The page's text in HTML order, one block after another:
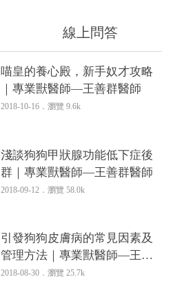
線上問答
喵皇的養心殿，新手奴才攻略
｜專業獸醫師—王善群醫師
2018-10-16．瀏覽 9.6k
淺談狗狗甲狀腺功能低下症後
群｜專業獸醫師—王善群醫師
2018-09-12．瀏覽 58.0k
引發狗狗皮膚病的常見因素及
管理方法｜專業獸醫師—王善
群醫師
2018-08-30．瀏覽 25.7k